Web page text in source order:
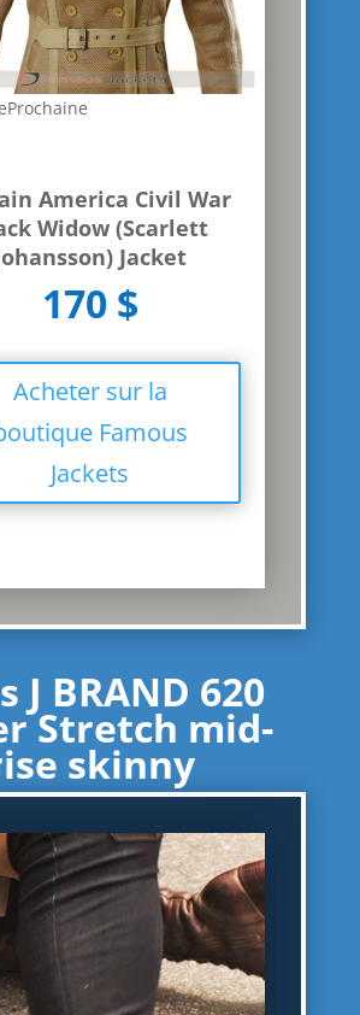
Prochaine
America Civil War
Widow (Scarlett
Jacket
170 $
Acheter sur la
Famous
Jackets
J BRAND 620
Stretch mid-
skinny